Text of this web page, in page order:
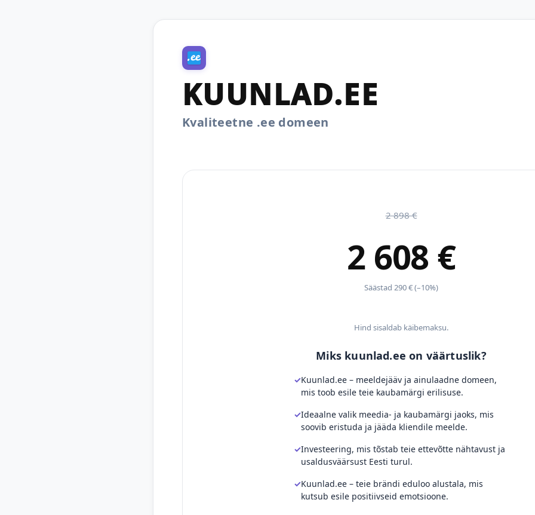
KUUNLAD.EE
Kvaliteetne .ee domeen
2 898 €
2 608 €
Säästad 290 € (–10%)
Hind sisaldab käibemaksu.
Miks kuunlad.ee on väärtuslik?
Kuunlad.ee – meeldejääv ja ainulaadne domeen,
mis toob esile teie kaubamärgi erilisuse.
Ideaalne valik meedia- ja kaubamärgi jaoks, mis
soovib eristuda ja jääda kliendile meelde.
Investeering, mis tõstab teie ettevõtte nähtavust ja
usaldusväärsust Eesti turul.
Kuunlad.ee – teie brändi eduloo alustala, mis
kutsub esile positiivseid emotsioone.